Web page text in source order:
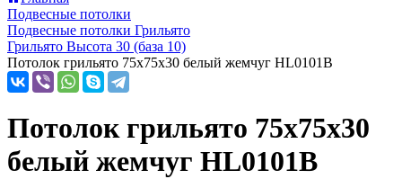
Подвесные потолки
Подвесные потолки Грильято
Грильято Высота 30 (база 10)
Потолок грильято 75х75х30 белый жемчуг HL0101B
Потолок грильято 75х75х30
белый жемчуг HL0101B